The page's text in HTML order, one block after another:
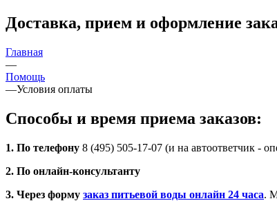
Доставка, прием и оформление
Главная
—
Помощь
—Условия оплаты
Способы и время приема заказов:
1. По телефону 8 (495) 505-17-07 (и на автоответчик -
2. По онлайн-консультанту
3. Через форму заказ питьевой воды онлайн 24 часа.